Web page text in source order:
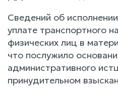
Сведений об
уплате транспортного
физических лиц в
что послужило
административного
принудительном